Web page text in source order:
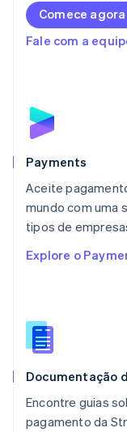
Comece agora
Fale com a
Payments
Aceite
mundo com uma
tipos de
Explore o
Documentação
Encontre guias
pagamento da
Lituânia
English
Luxemburgo
Malta
English
EspañolEnglish
English
Nova Zelândia
English
Nederlands
Português
RAE de Hong
Reino Unido
República
English